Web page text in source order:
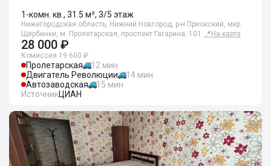
1-комн. кв., 31.5 м², 3/5 этаж
Нижегородская область, Нижний Новгород, р-н Приокский, мкр.
Щербинки, м. Пролетарская, проспект Гагарина, 101
📍 На карте
28 000 ₽
Комиссия 19 600 ₽
Пролетарская
12 мин
Двигатель Революции
14 мин
Автозаводская
15 мин
ИсточникЦИАН